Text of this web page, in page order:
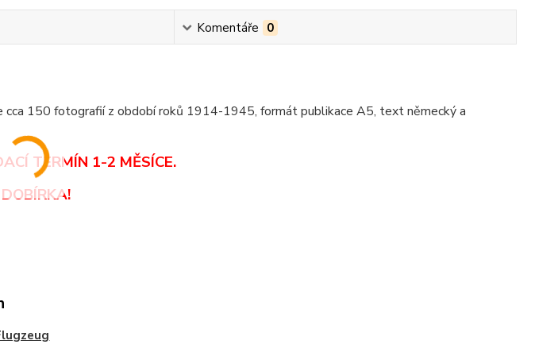
Komentáře 0
cca 150 fotografií z období roků 1914-1945, formát publikace A5, text německý a
TERMÍN 1-2 MĚSÍCE.
!